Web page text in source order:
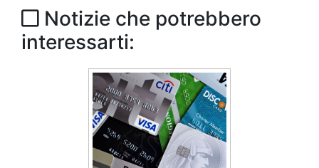
Notizie che potrebbero
interessarti: